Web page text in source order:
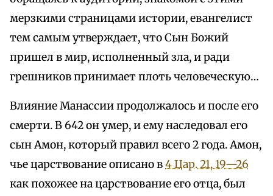
мерзкими страницами истории, евангелист
тем самым утверждает, что Сын Божий
пришел в мир, исполненный зла, и ради
грешников принимает плоть человеческую…
Влияние Манассии продолжалось и после его
смерти. В 642 он умер, и ему наследовал его
сын Амон, который правил всего 2 года. Амон,
чье царствование описано в4 Цар. 21, 19—26
как похожее на царствование его отца, был